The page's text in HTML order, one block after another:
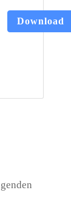
Download